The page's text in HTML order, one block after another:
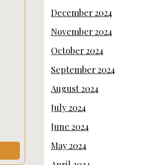
December 2024
November 2024
October 2024
September 2024
August 2024
July 2024
June 2024
May 2024